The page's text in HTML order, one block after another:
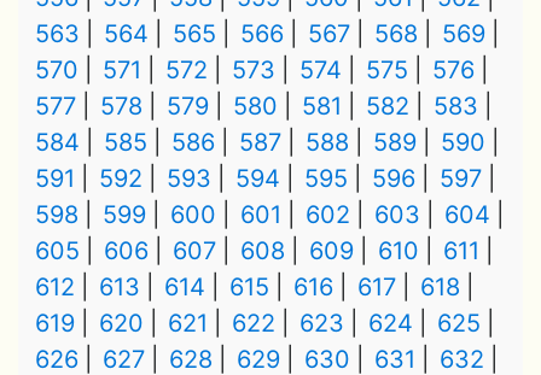
563
564 565 566 567 568
569
570
571 572 573 574 575
576
577
578 579 580 581 582
583
584
585 586 587 588 589
590
591
592 593 594 595 596
597
598
599 600 601 602 603
604
605
606 607 608 609 610
611
612
613 614 615 616 617
618
619
620 621 622 623 624
625
626
627 628 629 630 631
632